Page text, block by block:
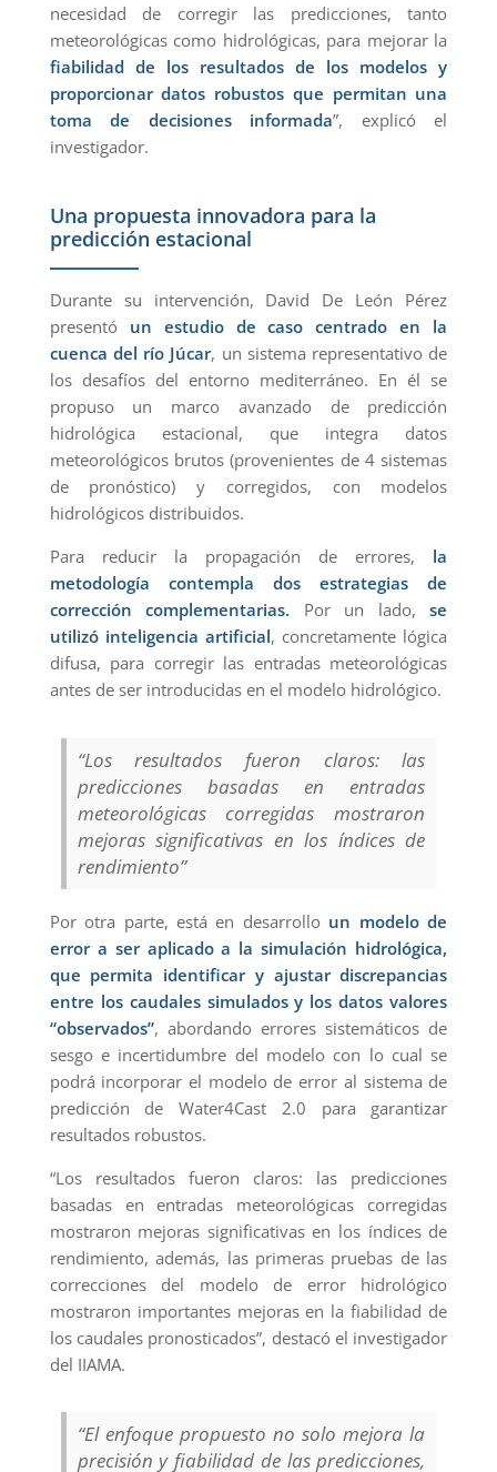
necesidad de corregir las predicciones, tanto
meteorológicas como hidrológicas, para mejorar la
fiabilidad de los resultados de los modelos y
proporcionar datos robustos que permitan una
toma de decisiones informada”, explicó el
investigador.
Una propuesta innovadora para la
predicción estacional
Durante su intervención, David De León Pérez
presentó un estudio de caso centrado en la
cuenca del río Júcar, un sistema representativo de
los desafíos del entorno mediterráneo. En él se
propuso un marco avanzado de predicción
hidrológica estacional, que integra datos
meteorológicos brutos (provenientes de 4 sistemas
de pronóstico) y corregidos, con modelos
hidrológicos distribuidos.
Para reducir la propagación de errores, la
metodología contempla dos estrategias de
corrección complementarias. Por un lado,se
utilizó inteligencia artificial, concretamente lógica
difusa, para corregir las entradas meteorológicas
antes de ser introducidas en el modelo hidrológico.
“Los resultados fueron claros: las
predicciones basadas en entradas
meteorológicas corregidas mostraron
mejoras significativas en los índices de
rendimiento”
Por otra parte, está en desarrollo un modelo de
error a ser aplicado a la simulación hidrológica,
que permita identificar y ajustar discrepancias
entre los caudales simulados y los datos valores
“observados”, abordando errores sistemáticos de
sesgo e incertidumbre del modelo con lo cual se
podrá incorporar el modelo de error al sistema de
predicción de Water4Cast 2.0 para garantizar
resultados robustos.
“Los resultados fueron claros: las predicciones
basadas en entradas meteorológicas corregidas
mostraron mejoras significativas en los índices de
rendimiento, además, las primeras pruebas de las
correcciones del modelo de error hidrológico
mostraron importantes mejoras en la fiabilidad de
los caudales pronosticados”, destacó el investigador
del IIAMA.
“El enfoque propuesto no solo mejora la
precisión y fiabilidad de las predicciones,